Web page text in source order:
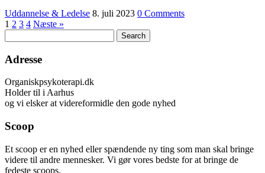
Uddannelse & Ledelse 8. juli 2023 0 Comments
1 2 3 4 Næste »
Adresse
Organiskpsykoterapi.dk
Holder til i Aarhus
og vi elsker at videreformidle den gode nyhed
Scoop
Et scoop er en nyhed eller spændende ny ting som man skal bringe
videre til andre mennesker. Vi gør vores bedste for at bringe de
fedeste scoops.